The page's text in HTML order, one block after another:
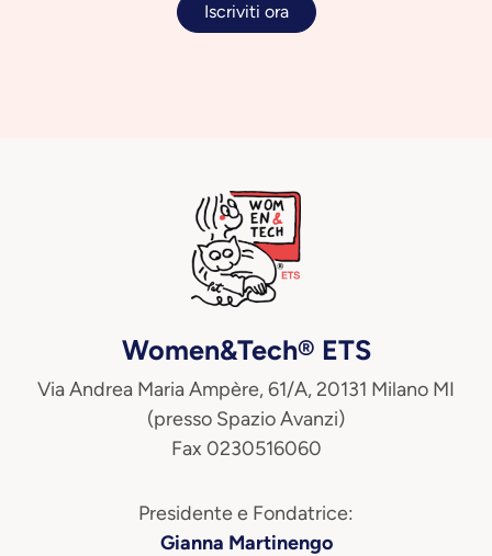
Iscriviti ora
Women&Tech® ETS
Via Andrea Maria Ampère, 61/A, 20131 Milano MI
(presso Spazio Avanzi)
Fax 0230516060
Presidente e Fondatrice:
Gianna Martinengo